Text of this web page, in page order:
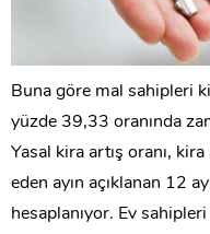
Buna göre mal sahipleri
yüzde 39,33 oranında
Yasal kira artış oranı,
eden ayın açıklanan 12
hesaplanıyor. Ev